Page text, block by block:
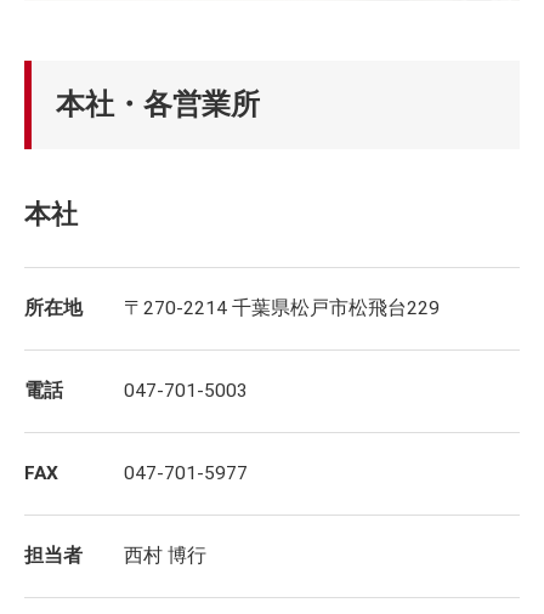
本社・各営業所
本社
所在地 〒270-2214 千葉県松戸市松飛台229
電話 047-701-5003
FAX 047-701-5977
担当者 西村 博行